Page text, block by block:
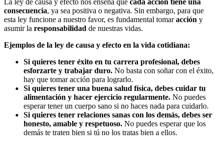
consecuencia, ya sea positiva o negativa. Sin embargo, para que
esta ley funcione a nuestro favor, es fundamental tomaracción y
asumir la responsabilidad de nuestras vidas.
Ejemplos de la ley de causa y efecto en la vida cotidiana:
Si quieres tener éxito en tu carrera profesional, debes
esforzarte y trabajar duro. No basta con soñar con el éxito,
hay que tomar acción para lograrlo.
Si quieres tener una buena salud física, debes cuidar tu
alimentación y hacer ejercicio regularmente. No puedes
esperar tener un cuerpo sano si no haces nada para cuidarlo.
Si quieres tener relaciones sanas con los demás, debes ser
honesto, amable y respetuoso. No puedes esperar que los
demás te traten bien si tú no los tratas bien a ellos.